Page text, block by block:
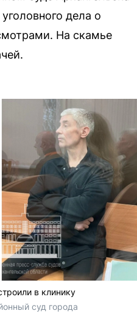
дела о
На скамье
в клинику
суд города